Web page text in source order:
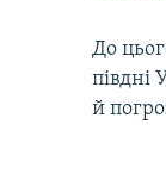
До
півдні
й